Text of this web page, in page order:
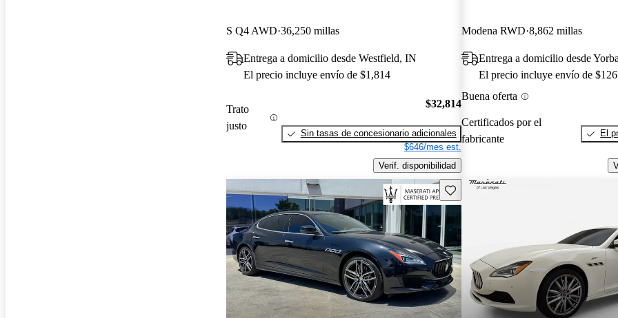
S Q4 AWD 36,250 millas
Entrega a domicilio desde Westfield, IN
El precio incluye envío de $1,814
Trato
justo
$32,814
Sin tasas de concesionario adicionales
$646/mes est.
Verif. disponibilidad
Modena RWD 8,862 millas
Entrega a domicilio desde
El precio incluye envío de $126
Buena oferta
Certificados por el
fabricante
El
Guarda este Aviso